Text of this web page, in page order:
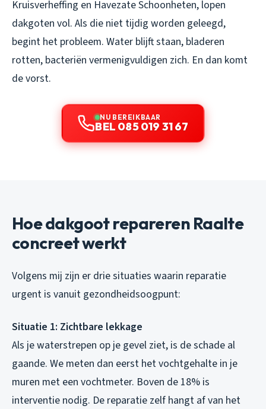
Kruisverheffing en Havezate Schoonheten, lopen
dakgoten vol. Als die niet tijdig worden geleegd,
begint het probleem. Water blijft staan, bladeren
rotten, bacteriën vermenigvuldigen zich. En dan komt
de vorst.
NU BEREIKBAAR
BEL 085 019 31 67
Hoe dakgoot repareren Raalte
concreet werkt
Volgens mij zijn er drie situaties waarin reparatie
urgent is vanuit gezondheidsoogpunt:
Situatie 1: Zichtbare lekkage
Als je waterstrepen op je gevel ziet, is de schade al
gaande. We meten dan eerst het vochtgehalte in je
muren met een vochtmeter. Boven de 18% is
interventie nodig. De reparatie zelf hangt af van het